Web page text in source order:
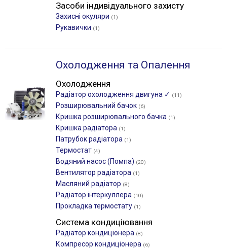
Засоби індивідуального захисту
Захисні окуляри (1)
Рукавички (1)
Охолодження та Опалення
Охолодження
Радіатор охолодження двигуна ✓ (11)
Розширювальний бачок (6)
Кришка розширювального бачка (1)
Кришка радіатора (1)
Патрубок радіатора (1)
Термостат (4)
Водяний насос (Помпа) (20)
Вентилятор радіатора (1)
Масляний радіатор (8)
Радіатор інтеркуллера (10)
Прокладка термостату (1)
Система кондиціювання
Радіатор кондиціонера (8)
Компресор кондиціонера (6)